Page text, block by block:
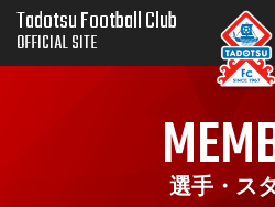
Tadotsu Football Club
OFFICIAL SITE
選手・ス